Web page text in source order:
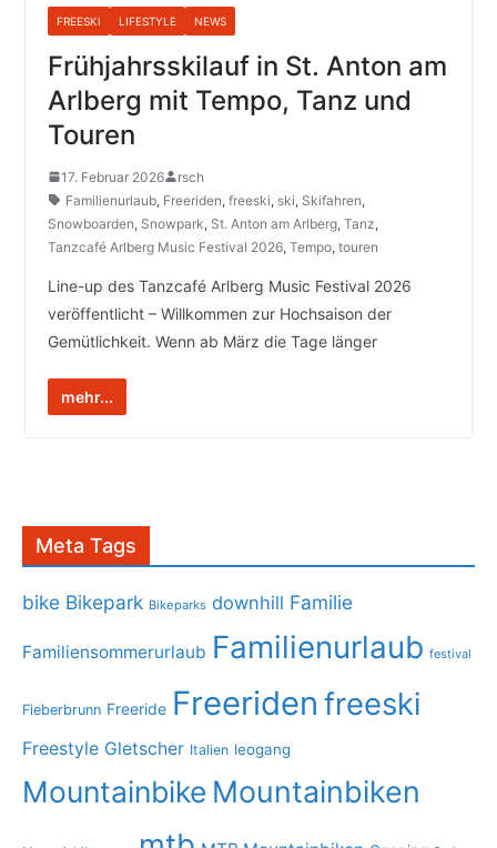
FREESKI LIFESTYLE NEWS
Frühjahrsskilauf in St. Anton am
Arlberg mit Tempo, Tanz und
Touren
17. Februar 2026
rsch
Familienurlaub, Freeriden, freeski, ski, Skifahren,
Snowboarden, Snowpark, St. Anton am Arlberg, Tanz,
Tanzcafé Arlberg Music Festival 2026, Tempo, touren
Line-up des Tanzcafé Arlberg Music Festival 2026
veröffentlicht – Willkommen zur Hochsaison der
Gemütlichkeit. Wenn ab März die Tage länger
mehr...
Meta Tags
bike Bikepark Bikeparks downhill Familie
Familiensommerurlaub Familienurlaub festival
Fieberbrunn Freeride Freeriden freeski
Freestyle Gletscher Italien leogang
Mountainbike Mountainbiken